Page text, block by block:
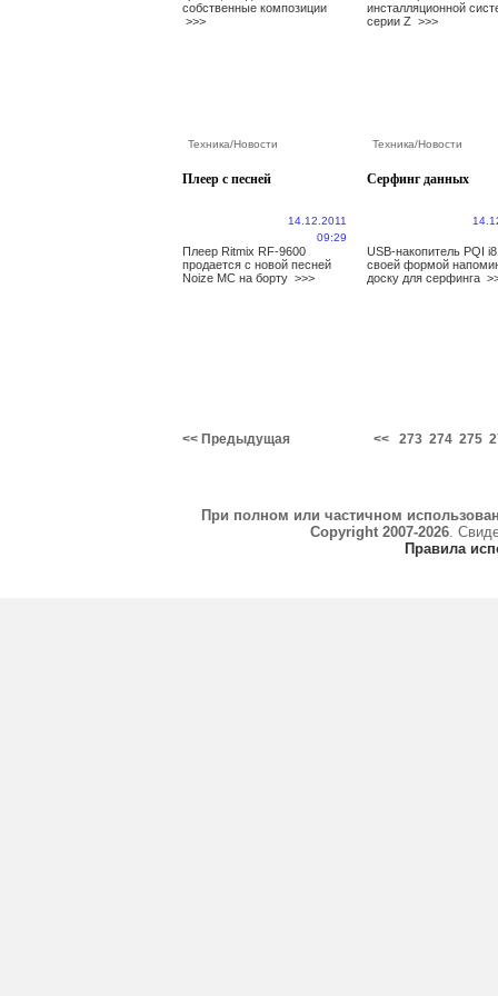
собственные композиции
>>>
инсталляционной
серии Z >>>
Техника/Новости
Плеер с песней
14.12.2011
09:29
Плеер Ritmix RF-9600
продается с новой песней
Noize MC на борту >>>
Техника/Новости
Серфинг данных
USB-накопитель PQI
своей формой
доску для серфинга
<< Предыдущая << 273 274 275
При полном или частичном
Copyright 2007-2026.
Правила